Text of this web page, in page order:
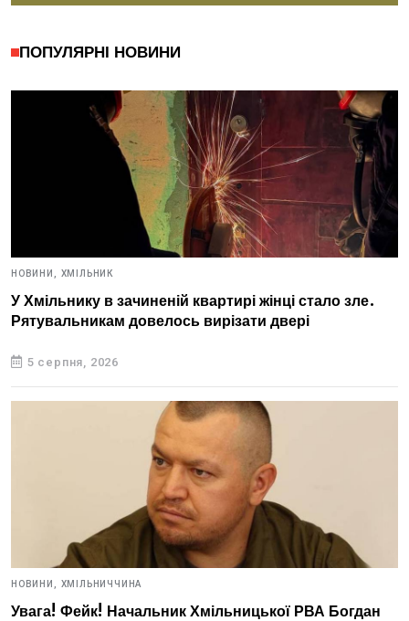
ПОПУЛЯРНІ НОВИНИ
НОВИНИ, ХМІЛЬНИК
У Хмільнику в зачиненій квартирі жінці стало зле.
Рятувальникам довелось вирізати двері
5 серпня, 2026
НОВИНИ, ХМІЛЬНИЧЧИНА
Увага! Фейк! Начальник Хмільницької РВА Богдан